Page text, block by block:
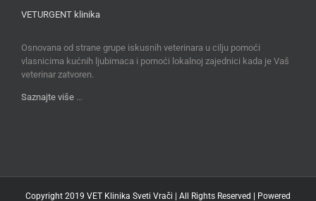
VETURGENT klinika
Osnovana od strane grupe iskusnih veterinara u cilju pomoći
vlasnicima kućnih ljubimaca i pomoći lokalnoj zajednici kada je Vaš
veterinar zatvoren.
Saznajte više …
Copyright 2019 VET Klinika Sveti Vrači | All Rights Reserved | Powered